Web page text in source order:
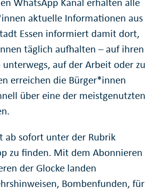
WhatsApp Kanal erhalten alle
aktuelle Informationen aus
Essen informiert damit dort,
täglich aufhalten – auf ihren
auf der Arbeit oder zu
erreichen die Bürger*innen
über eine der meistgenutzten
ab sofort unter der Rubrik
zu finden. Mit dem Abonnieren
der Glocke landen
Bombenfunden, für